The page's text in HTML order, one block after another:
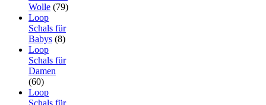
Wolle (79)
Loop
Schals für
Babys (8)
Loop
Schals für
Damen
(60)
Loop
Schals für